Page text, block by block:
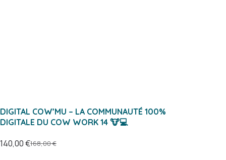
DIGITAL COW’MU – LA COMMUNAUTÉ 100%
DIGITALE DU COW WORK 14 🐮💻
168,00€
Le
140,00€Le